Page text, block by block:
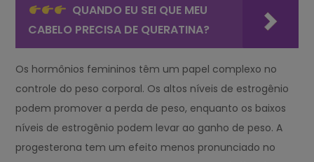
QUANDO EU SEI QUE MEU
CABELO PRECISA DE QUERATINA?
Os hormônios femininos têm um papel complexo no
controle do peso corporal. Os altos níveis de estrogênio
podem promover a perda de peso, enquanto os baixos
níveis de estrogênio podem levar ao ganho de peso. A
progesterona tem um efeito menos pronunciado no